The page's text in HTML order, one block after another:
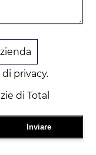
privacy.
di Total